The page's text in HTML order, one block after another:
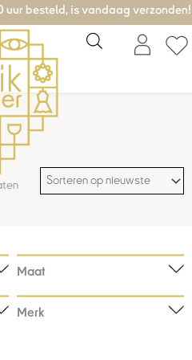
is vandaag verzonden!
Maat
Merk